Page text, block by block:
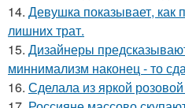
14. Девушка показывает, как
лишних трат.
15. Дизайнеры
миннимализм наконец - то
16. Сделала из яркой